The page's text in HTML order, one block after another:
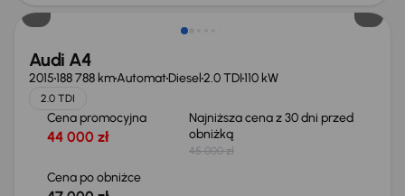
Audi A4
2015188 788 kmAutomatDiesel2.0 TDI110 kW
2.0 TDI
Cena promocyjna
44 000 zł
Najniższa cena z 30 dni przed
obniżką
45 000 zł
Cena po obniżce